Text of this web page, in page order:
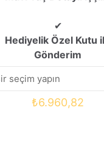
✔
Hediyelik Özel Kutu
Gönderim
₺6.960,82